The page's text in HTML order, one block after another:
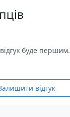
буде першим.
відгук